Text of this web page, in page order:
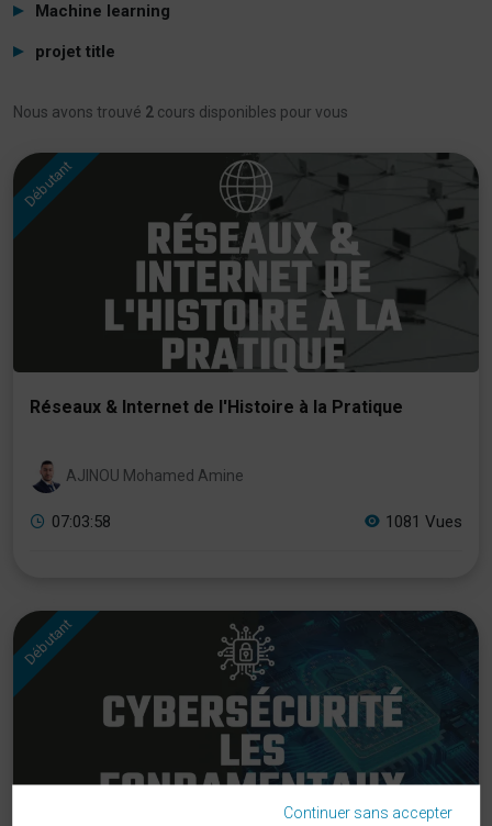
Machine learning
projet title
Nous avons trouvé 2 cours disponibles pour vous
Débutant
Réseaux & Internet de l'Histoire à la Pratique
AJINOU Mohamed Amine
07:03:58 1081 Vues
Débutant
Continuer sans accepter